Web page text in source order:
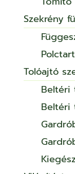
Szekrény
Tolóajtó
Beltéri
Beltéri